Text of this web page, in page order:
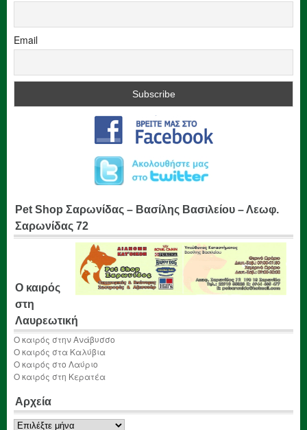
Email
Pet Shop Σαρωνίδας – Βασίλης Βασιλείου – Λεωφ.
Σαρωνίδας 72
Ο καιρός
στη
Λαυρεωτική
Ο καιρός στην Ανάβυσσο
Ο καιρός στα Καλύβια
Ο καιρός στο Λαύριο
Ο καιρός στη Κερατέα
Αρχεία
Αρχεία